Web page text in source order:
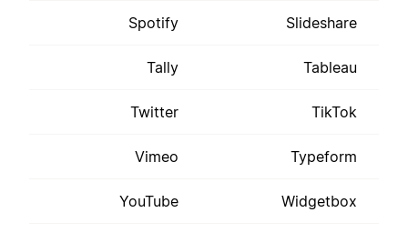
Slideshare
Spotify
Tableau
Tally
TikTok
Twitter
Typeform
Vimeo
Widgetbox
YouTube